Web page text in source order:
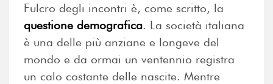
Fulcro degli incontri è, come scritto, la
questione demografica. La società italiana
è una delle più anziane e longeve del
mondo e da ormai un ventennio registra
un calo costante delle nascite. Mentre